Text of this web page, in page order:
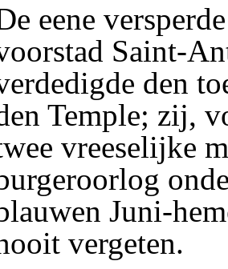
eene
Saint-
den
Temple; zij,
vreeselijke
Juni-
vergeten.